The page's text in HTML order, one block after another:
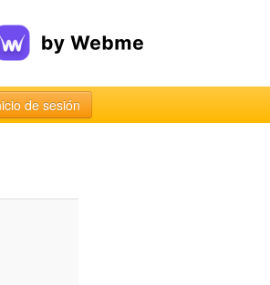
de sesión